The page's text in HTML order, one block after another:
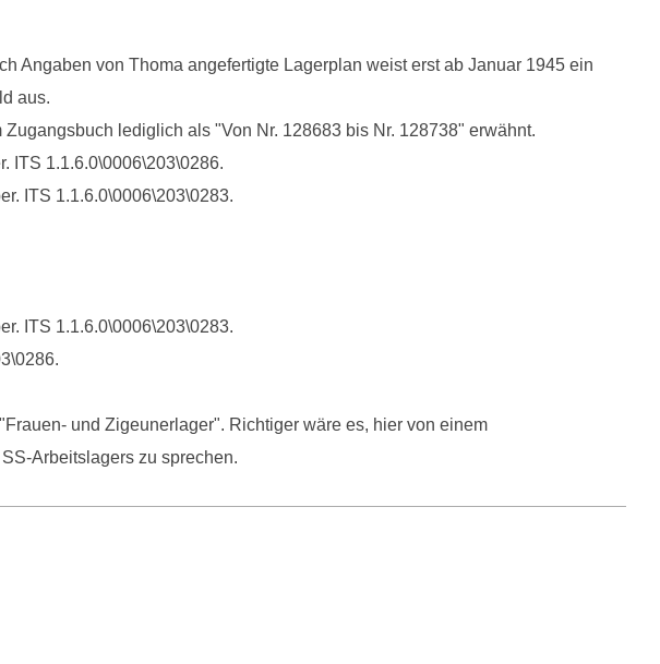
Angaben von Thoma angefertigte Lagerplan weist erst ab Januar 1945 ein
aus.
lediglich als "Von Nr. 128683 bis Nr. 128738" erwähnt.
ITS 1.1.6.0\0006\203\0286.
ITS 1.1.6.0\0006\203\0283.
ITS 1.1.6.0\0006\203\0283.
und Zigeunerlager". Richtiger wäre es, hier von einem
Arbeitslagers zu sprechen.